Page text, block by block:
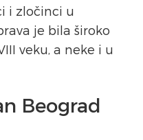
i zločinci u
je bila široko
veku, a neke i u
Beograd